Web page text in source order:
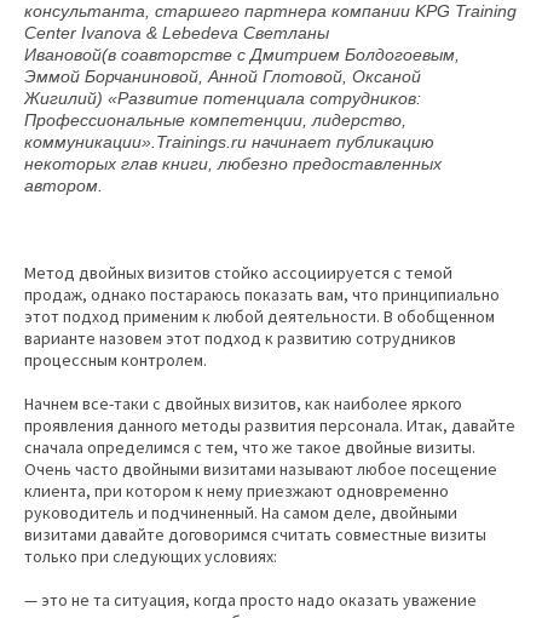
консультанта, старшего партнера компании KPG Training
Center Ivanova & Lebedeva Светланы
Ивановой(в соавторстве с Дмитрием Болдогоевым,
Эммой Борчаниновой, Анной Глотовой, Оксаной
Жигилий) «Развитие потенциала сотрудников:
Профессиональные компетенции, лидерство,
коммуникации». Trainings.ru начинает публикацию
некоторых глав книги, любезно предоставленных
автором.
Метод двойных визитов стойко ассоциируется с темой
продаж, однако постараюсь показать вам, что принципиально
этот подход применим к любой деятельности. В обобщенном
варианте назовем этот подход к развитию сотрудников
процессным контролем.
Начнем все-таки с двойных визитов, как наиболее яркого
проявления данного методы развития персонала. Итак, давайте
сначала определимся с тем, что же такое двойные визиты.
Очень часто двойными визитами называют любое посещение
клиента, при котором к нему приезжают одновременно
руководитель и подчиненный. На самом деле, двойными
визитами давайте договоримся считать совместные визиты
только при следующих условиях:
— это не та ситуация, когда просто надо оказать уважение